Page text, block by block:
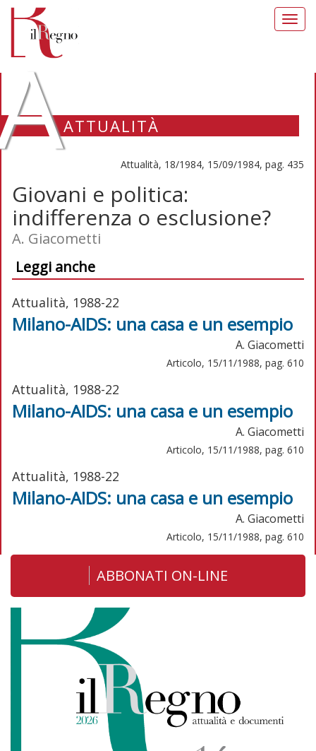
ATTUALITÀ
Attualità, 18/1984, 15/09/1984, pag. 435
Giovani e politica:
indifferenza o esclusione?
A. Giacometti
Leggi anche
Attualità, 1988-22
Milano-AIDS: una casa e un esempio
A. Giacometti
Articolo, 15/11/1988, pag. 610
Attualità, 1988-22
Milano-AIDS: una casa e un esempio
A. Giacometti
Articolo, 15/11/1988, pag. 610
Attualità, 1988-22
Milano-AIDS: una casa e un esempio
A. Giacometti
Articolo, 15/11/1988, pag. 610
ABBONATI ON-LINE